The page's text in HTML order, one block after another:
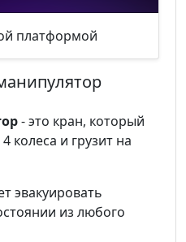
платформой
- это кран, который
колеса и грузит на
эвакуировать
из любого